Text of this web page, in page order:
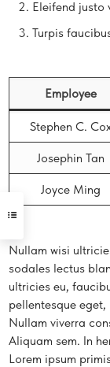
Eleifend justo
Turpis
Employee
Stephen C.
Josephin Tan
Joyce Ming
Nullam wisi
sodales lectus
ultricies eu,
pellentesque
Nullam viverra
Aliquam sem. In
Lorem ipsum